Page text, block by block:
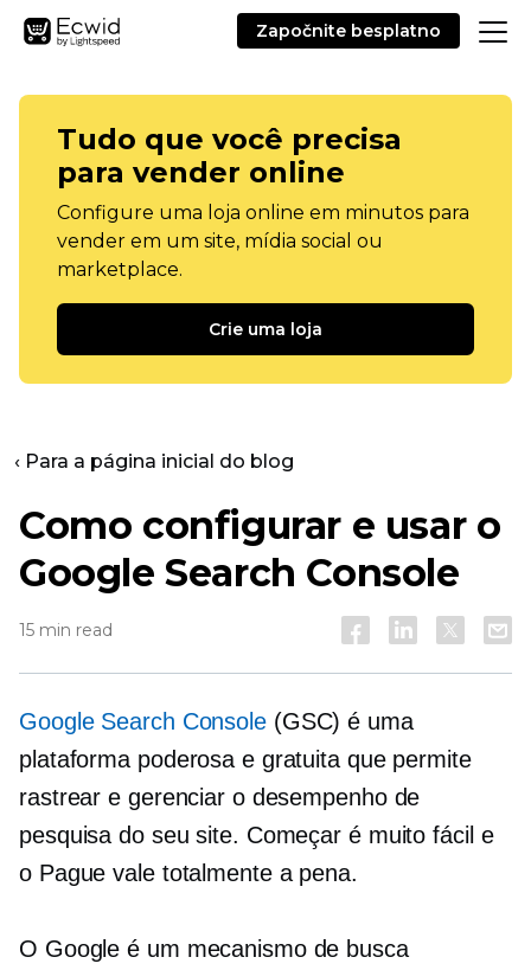
Započnite besplatno
Tudo que você precisa
para vender online
Configure uma loja online em minutos para
vender em um site, mídia social ou
marketplace.
Crie uma loja
‹ Para a página inicial do blog
Como configurar e usar o
Google Search Console
15 min read
Google Search Console(GSC) é uma
plataforma poderosa e gratuita que permite
rastrear e gerenciar o desempenho de
pesquisa do seu site. Começar é muito fácil e
o Pague vale totalmente a pena.
O Google é um mecanismo de busca